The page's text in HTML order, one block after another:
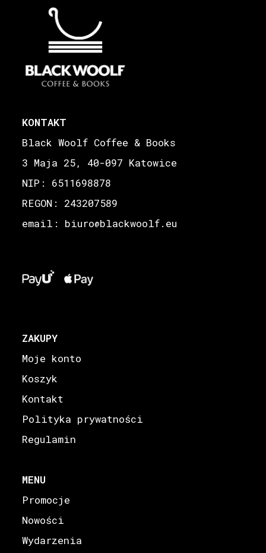
KONTAKT
Black Woolf Coffee & Books
3 Maja 25, 40-097 Katowice
NIP: 6511698878
REGON: 243207589
email: biuro@blackwoolf.eu
ZAKUPY
Moje konto
Koszyk
Kontakt
Polityka prywatności
Regulamin
MENU
Promocje
Nowości
Wydarzenia